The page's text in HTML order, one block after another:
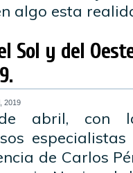
algo esta
Sol y del
2019
abril, con
de Carlos